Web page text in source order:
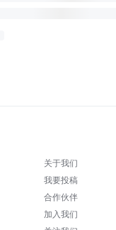
关于我们
我要投稿
合作伙伴
加入我们